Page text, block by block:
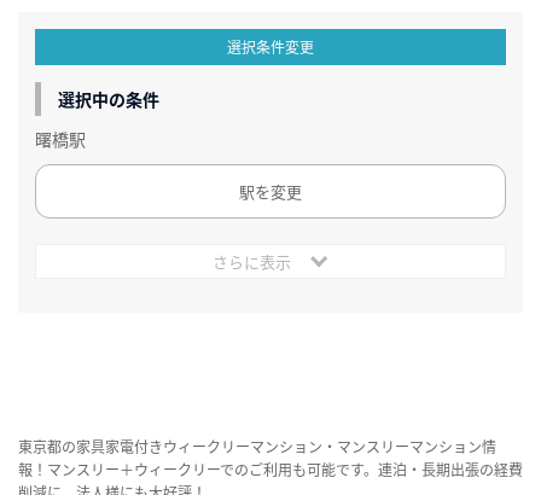
選択条件変更
選択中の条件
曙橋駅
駅を変更
さらに表示
東京都の家具家電付きウィークリーマンション・マンスリーマンション情
報！マンスリー＋ウィークリーでのご利用も可能です。連泊・長期出張の経費